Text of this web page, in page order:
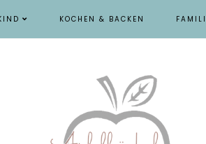
KOCHEN & BACKEN